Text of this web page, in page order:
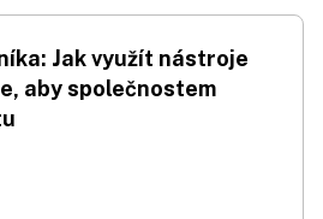
Jak využít nástroje
aby společnostem